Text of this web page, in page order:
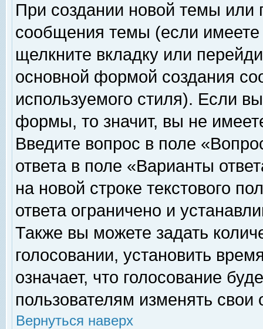
При создании новой темы или
сообщения темы (если
щелкните вкладку или
основной формой создания
используемого стиля). Если
формы, то значит, вы не
Введите вопрос в поле
ответа в поле «Варианты
на новой строке текстового
ответа ограничено и
Также вы можете задать
голосовании, установить
означает, что голосование
пользователям изменять свои
Вернуться наверх